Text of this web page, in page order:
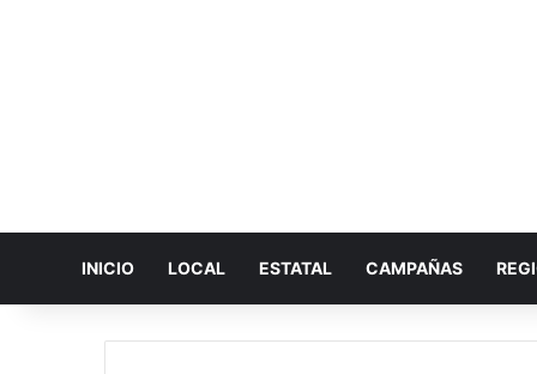
INICIO LOCAL ESTATAL CAMPAÑAS